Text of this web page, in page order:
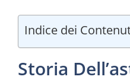
Indice dei
Storia